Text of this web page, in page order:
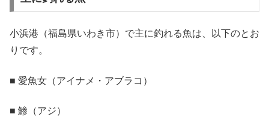
小浜港（福島県いわき市）で主に釣れる魚は、以下のとお
りです。
■ 愛魚女（アイナメ・アブラコ）
■ 鯵（アジ）